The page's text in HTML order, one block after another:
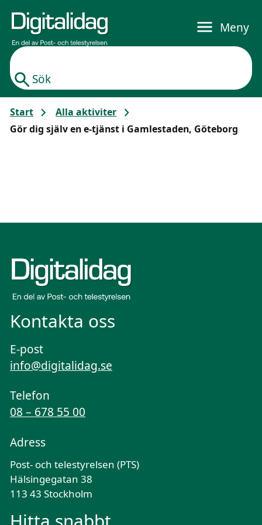
Sök
Meny
Start
Alla aktiviter
Gör dig själv en e-tjänst i Gamlestaden, Göteborg
Kontakta oss
E-post
info@digitalidag.se
Telefon
08 – 678 55 00
Adress
Post- och telestyrelsen (PTS)
Hälsingegatan 38
113 43 Stockholm